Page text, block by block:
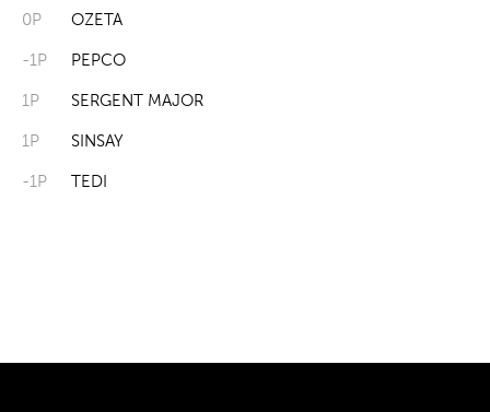
0P OZETA
-1P PEPCO
1P SERGENT MAJOR
1P SINSAY
-1P TEDI